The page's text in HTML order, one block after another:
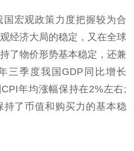
国宏观政策力度把握较为合
经济大局的稳定，又在全球
了物价形势基本稳定，还兼
三季度我国GDP同比增长
年均涨幅保持在2%左右;
持了币值和购买力的基本稳